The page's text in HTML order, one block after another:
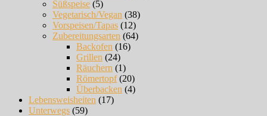
Süßspeise (5)
Vegetarisch/Vegan (38)
Vorspeisen/Tapas (12)
Zubereitungsarten (64)
Backofen (16)
Grillen (24)
Räuchern (1)
Römertopf(20)
Überbacken (4)
Lebensweisheiten (17)
Unterwegs (59)